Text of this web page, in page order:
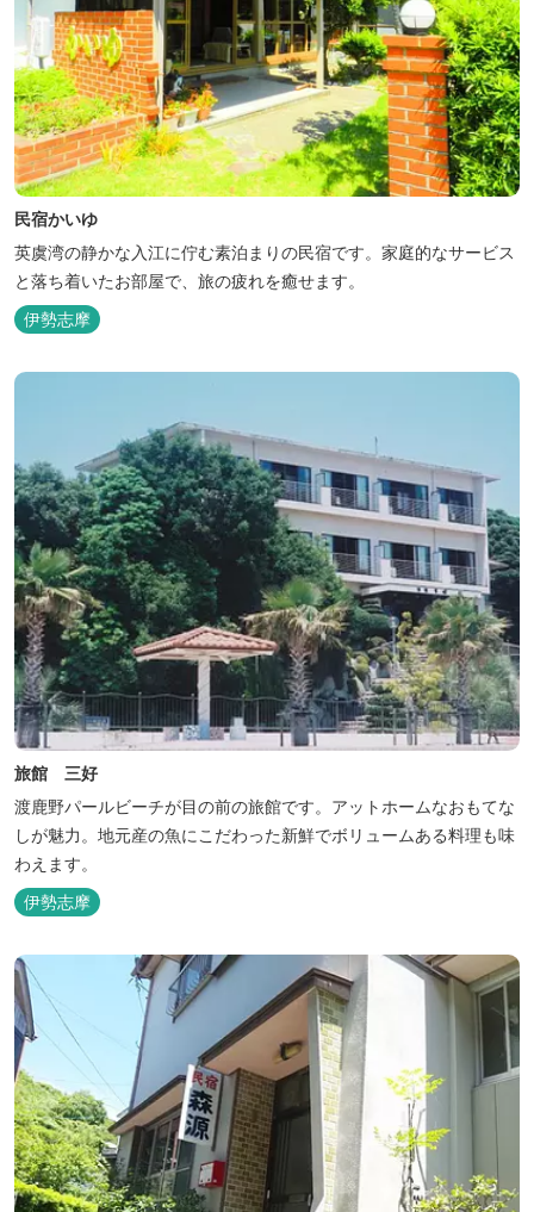
民宿かいゆ
英虞湾の静かな入江に佇む素泊まりの民宿です。家庭的なサービス
と落ち着いたお部屋で、旅の疲れを癒せます。
伊勢志摩
旅館 三好
渡鹿野パールビーチが目の前の旅館です。アットホームなおもてな
しが魅力。地元産の魚にこだわった新鮮でボリュームある料理も味
わえます。
伊勢志摩